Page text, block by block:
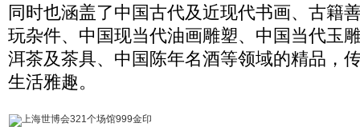
同时也涵盖了中国古代及近现代书画、古籍
玩杂件、中国现当代油画雕塑、中国当代玉
洱茶及茶具、中国陈年名酒等领域的精品，
生活雅趣。